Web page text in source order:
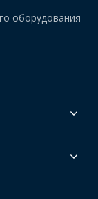
оборудования